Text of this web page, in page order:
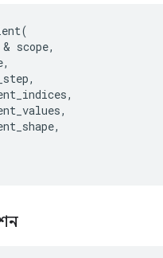
(
& scope,
,
,
,
,
,